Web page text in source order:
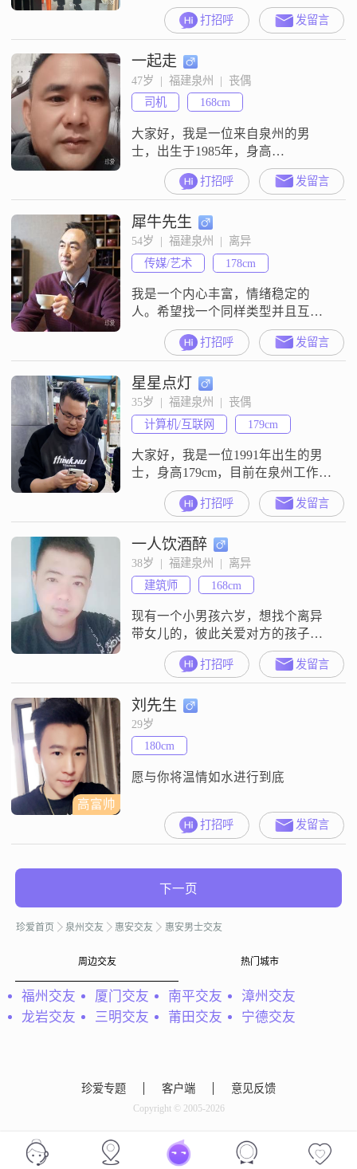
##3002##我的月收入在5001到8000
元之间，学历是高中及以下
##3002##我性格随和，容易相处，
待人真诚可靠##3002##我相信活在
当下的重要性，所以我很注重健康
养生，平时也会进行一些健身增肌
的活动来保持身体健康##3002##我
热爱阅读
打招呼 发留言
一起走
47岁  |  福建泉州  |  丧偶
司机
168cm
大家好，我是一位来自泉州的男
士，出生于1985年，身高
168cm##3002##我的月收入在5001到
8000元之间，目前从事一份稳定的
工作##3002##虽然我的学历是中
专，但我一直保持着学习的热情，
努力提升自己的能力和素质
##3002##在个人性格方面，我非常
重视家庭，认为家庭是生活中最重
要的部分##3002##我
打招呼 发留言
犀牛先生
54岁  |  福建泉州  |  离异
传媒/艺术
178cm
我是一个内心丰富，情绪稳定的
人。希望找一个同样类型并且互相
喜欢的人共度余生。
打招呼 发留言
星星点灯
35岁  |  福建泉州  |  丧偶
计算机/互联网
179cm
大家好，我是一位1991年出生的男
士，身高179cm，目前在泉州工作
##3002##我的月收入在5001到8000
元之间，学历是中专##3002##我性
格上比较追求稳定和安逸，喜欢活
在当下，不太喜欢过于复杂的生活
节奏##3002##我对汽车非常感兴
趣，平时会花一些时间去了解和欣
赏各种车型，这也算是我生活中的
一大爱好##
打招呼 发留言
一人饮酒醉
38岁  |  福建泉州  |  离异
建筑师
168cm
现有一个小男孩六岁，想找个离异
带女儿的，彼此关爱对方的孩子，
一生一起走……
打招呼 发留言
高富帅
刘先生
29岁
180cm
愿与你将温情如水进行到底
打招呼 发留言
下一页
珍爱首页 泉州交友 惠安交友 惠安男士交友
周边交友 热门城市
福州交友 厦门交友 南平交友
漳州交友
龙岩交友
三明交友 莆田交友 宁德交友
珍爱专题 客户端 意见反馈
Copyright © 2005-2026